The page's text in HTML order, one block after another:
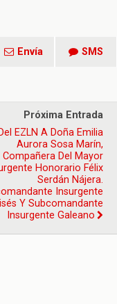
Envía SMS
Próxima Entrada
EZLN A Doña Emilia
Aurora Sosa Marín,
Compañera Del Mayor
Honorario Félix
Serdán Nájera.
Insurgente
Y Subcomandante
Insurgente Galeano